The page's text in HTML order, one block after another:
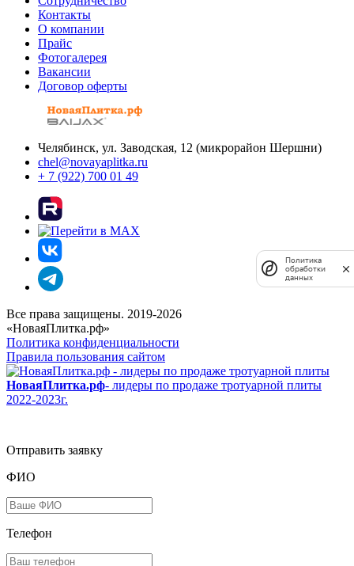
Контакты
О компании
Прайс
Фотогалерея
Вакансии
Договор оферты
Челябинск, ул. Заводская, 12 (микрорайон Шершни)
chel@novayaplitka.ru
+ 7 (922) 700 01 49
Все права защищены. 2019-2026
«НоваяПлитка.рф»
Политика конфиденциальности
Правила пользования сайтом
НоваяПлитка.рф- лидеры по продаже тротуарной плиты
2022-2023г.
Отправить заявку
ФИО
Телефон
Политика
обработки
данных